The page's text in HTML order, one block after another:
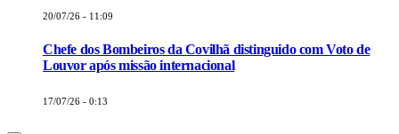
20/07/26 - 11:09
Chefe dos Bombeiros da Covilhã distinguido com Voto de
Louvor após missão internacional
17/07/26 - 0:13